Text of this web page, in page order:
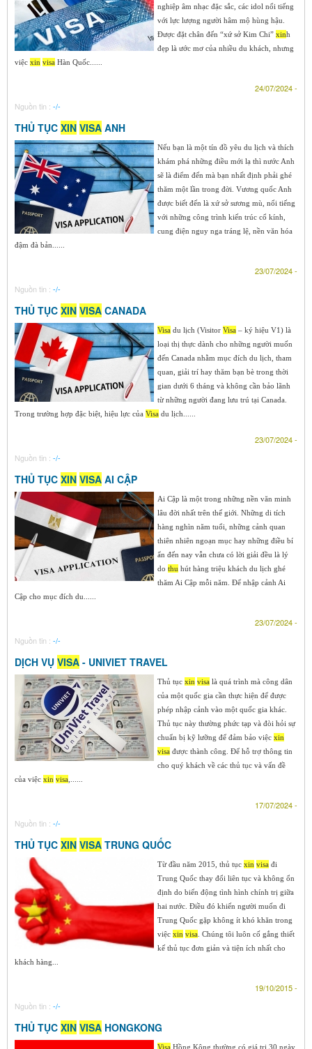
nghiệp âm nhạc đặc sắc, các idol nổi tiếng
với lực lượng người hâm mộ hùng hậu.
Được đặt chân đến “xứ sở Kim Chi” xinh
đẹp là ước mơ của nhiều du khách, nhưng
việc xin visa Hàn Quốc......
24/07/2024 -
Nguồn tin : -/-
THỦ TỤC XIN VISA ANH
Nếu bạn là một tín đồ yêu du lịch và thích
khám phá những điều mới lạ thì nước Anh
sẽ là điểm đến mà bạn nhất định phải ghé
thăm một lần trong đời. Vương quốc Anh
được biết đến là xứ sở sương mù, nổi tiếng
với những công trình kiến trúc cổ kính,
cung điện nguy nga tráng lệ, nền văn hóa
đậm đà bản......
23/07/2024 -
Nguồn tin : -/-
THỦ TỤC XIN VISA CANADA
Visa du lịch (Visitor Visa – ký hiệu V1) là
loại thị thực dành cho những người muốn
đến Canada nhằm mục đích du lịch, tham
quan, giải trí hay thăm bạn bè trong thời
gian dưới 6 tháng và không cần bảo lãnh
từ những người đang lưu trú tại Canada.
Trong trường hợp đặc biệt, hiệu lực của Visa du lịch......
23/07/2024 -
Nguồn tin : -/-
THỦ TỤC XIN VISA AI CẬP
Ai Cập là một trong những nền văn minh
lâu đời nhất trên thế giới. Những di tích
hàng nghìn năm tuổi, những cảnh quan
thiên nhiên ngoạn mục hay những điều bí
ẩn đến nay vẫn chưa có lời giải đều là lý
do thu hút hàng triệu khách du lịch ghé
thăm Ai Cập mỗi năm. Để nhập cảnh Ai
Cập cho mục đích du......
23/07/2024 -
Nguồn tin : -/-
DỊCH VỤ VISA - UNIVIET TRAVEL
Thủ tục xin visa là quá trình mà công dân
của một quốc gia cần thực hiện để được
phép nhập cảnh vào một quốc gia khác.
Thủ tục này thường phức tạp và đòi hỏi sự
chuẩn bị kỹ lưỡng để đảm bảo việc xin
visa được thành công. Để hỗ trợ thông tin
cho quý khách về các thủ tục và vấn đề
của việc xin visa
17/07/2024 -
Nguồn tin : -/-
THỦ TỤC XIN VISA TRUNG QUỐC
Từ đầu năm 2015, thủ tục xin visa đi
Trung Quốc thay đổi liên tục và không ổn
định do biến động tình hình chính trị giữa
hai nước. Điều đó khiến người muốn đi
Trung Quốc gặp không ít khó khăn trong
việc xin visa . Chúng tôi luôn cố gắng thiết
kế thủ tục đơn giản và tiện ích nhất cho
khách hàng...
19/10/2015 -
Nguồn tin : -/-
THỦ TỤC XIN VISA HONGKONG
Visa Hồng Kông thường có giá trị 30 ngày